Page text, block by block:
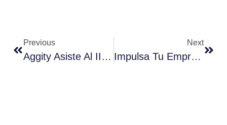
Previous
Aggity Asiste Al II Congrés Eurecat Celebrado En Barcelona
Next
Impulsa Tu Empresa Con Microsoft Power Platform